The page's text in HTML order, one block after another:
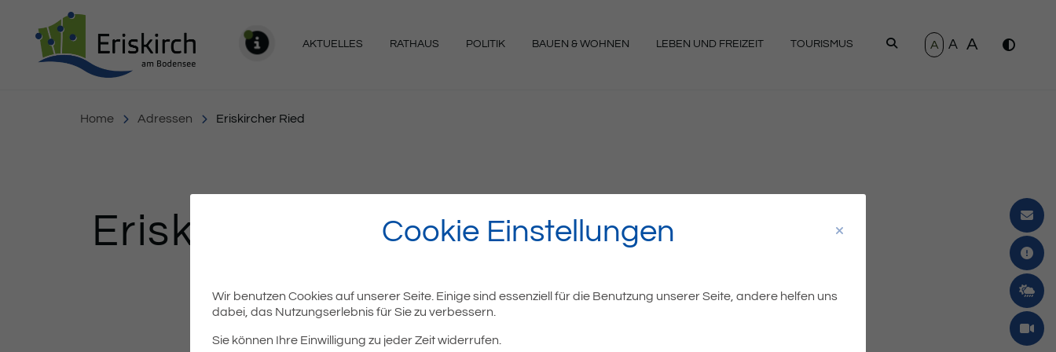
AKTUELLES RATHAUS POLITIK BAUEN & WOHNEN LEBEN UND FREIZEIT TOURISMUS SUCHEN
A A A
Home Adressen Eriskircher Ried
Eriskircher Ried
Inhalt
Cookie Einstellungen
Wir benutzen Cookies auf unserer Seite. Einige sind essenziell für die Benutzung unserer Seite, andere helfen uns
dabei, das Nutzungserlebnis für Sie zu verbessern.
Sie können Ihre Einwilligung zu jeder Zeit widerrufen.